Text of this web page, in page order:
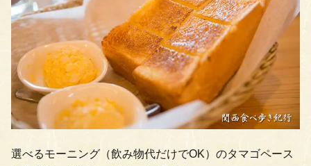
選べるモーニング（飲み物代だけでOK）のタマゴペース